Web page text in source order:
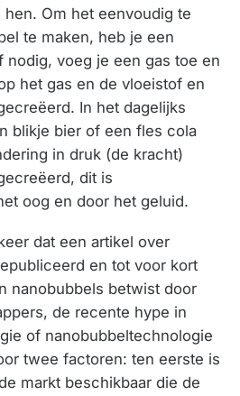
Om het eenvoudig te
te maken, heb je een
nodig, voeg je een gas toe en
het gas en de vloeistof en
In het dagelijks
blikje bier of een fles cola
in druk (de kracht)
dit is
oog en door het geluid.
dat een artikel over
en tot voor kort
nanobubbels betwist door
de recente hype in
of nanobubbeltechnologie
twee factoren: ten eerste is
markt beschikbaar die de